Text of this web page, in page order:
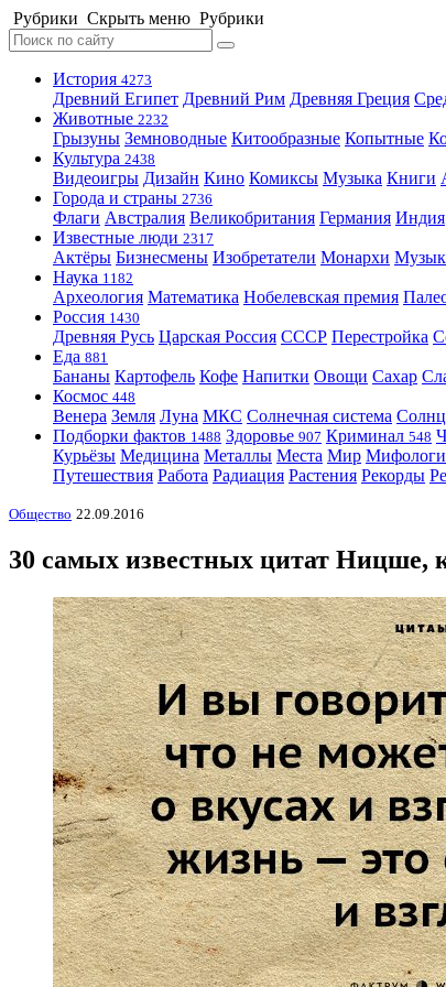
Рубрики Скрыть меню Рубрики
История 4273
Древний Египет Древний Рим Древняя Греция
Животные 2232
Грызуны Земноводные Китообразные Копытные
Культура 2438
Видеоигры Дизайн Кино Комиксы Музыка Книги
Города и страны 2736
Флаги Австралия Великобритания Германия Индия
Известные люди 2317
Актёры Бизнесмены Изобретатели Монархи
Наука 1182
Археология Математика Нобелевская премия
Россия 1430
Древняя Русь Царская Россия СССР Перестройка
Еда 881
Бананы Картофель Кофе Напитки Овощи Сахар
Космос 448
Венера Земля Луна МКС Солнечная система
Подборки фактов 1488 Здоровье 907 Криминал 548
Курьёзы Медицина Металлы Места Мир
Путешествия Работа Радиация Растения Рекорды
Общество 22.09.2016
30 самых известных цитат Ницше,